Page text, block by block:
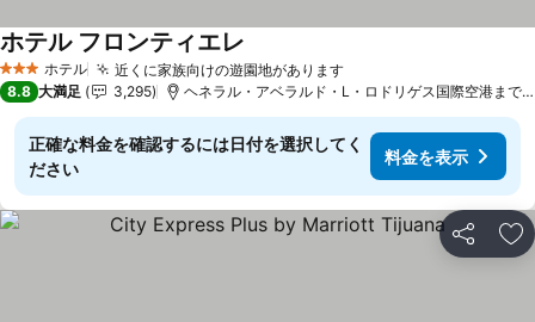
3 ホテルのランク
ホテル 近くに家族向けの遊園地があります料金を表示
ホテル フロンティエレ
8.8 大満足 3,295 ヘネラル・アベラルド・L・ロドリゲス国際空港まで
正確な料金を確認するには日付を選択してく
ださい
料金を表示
シェア お